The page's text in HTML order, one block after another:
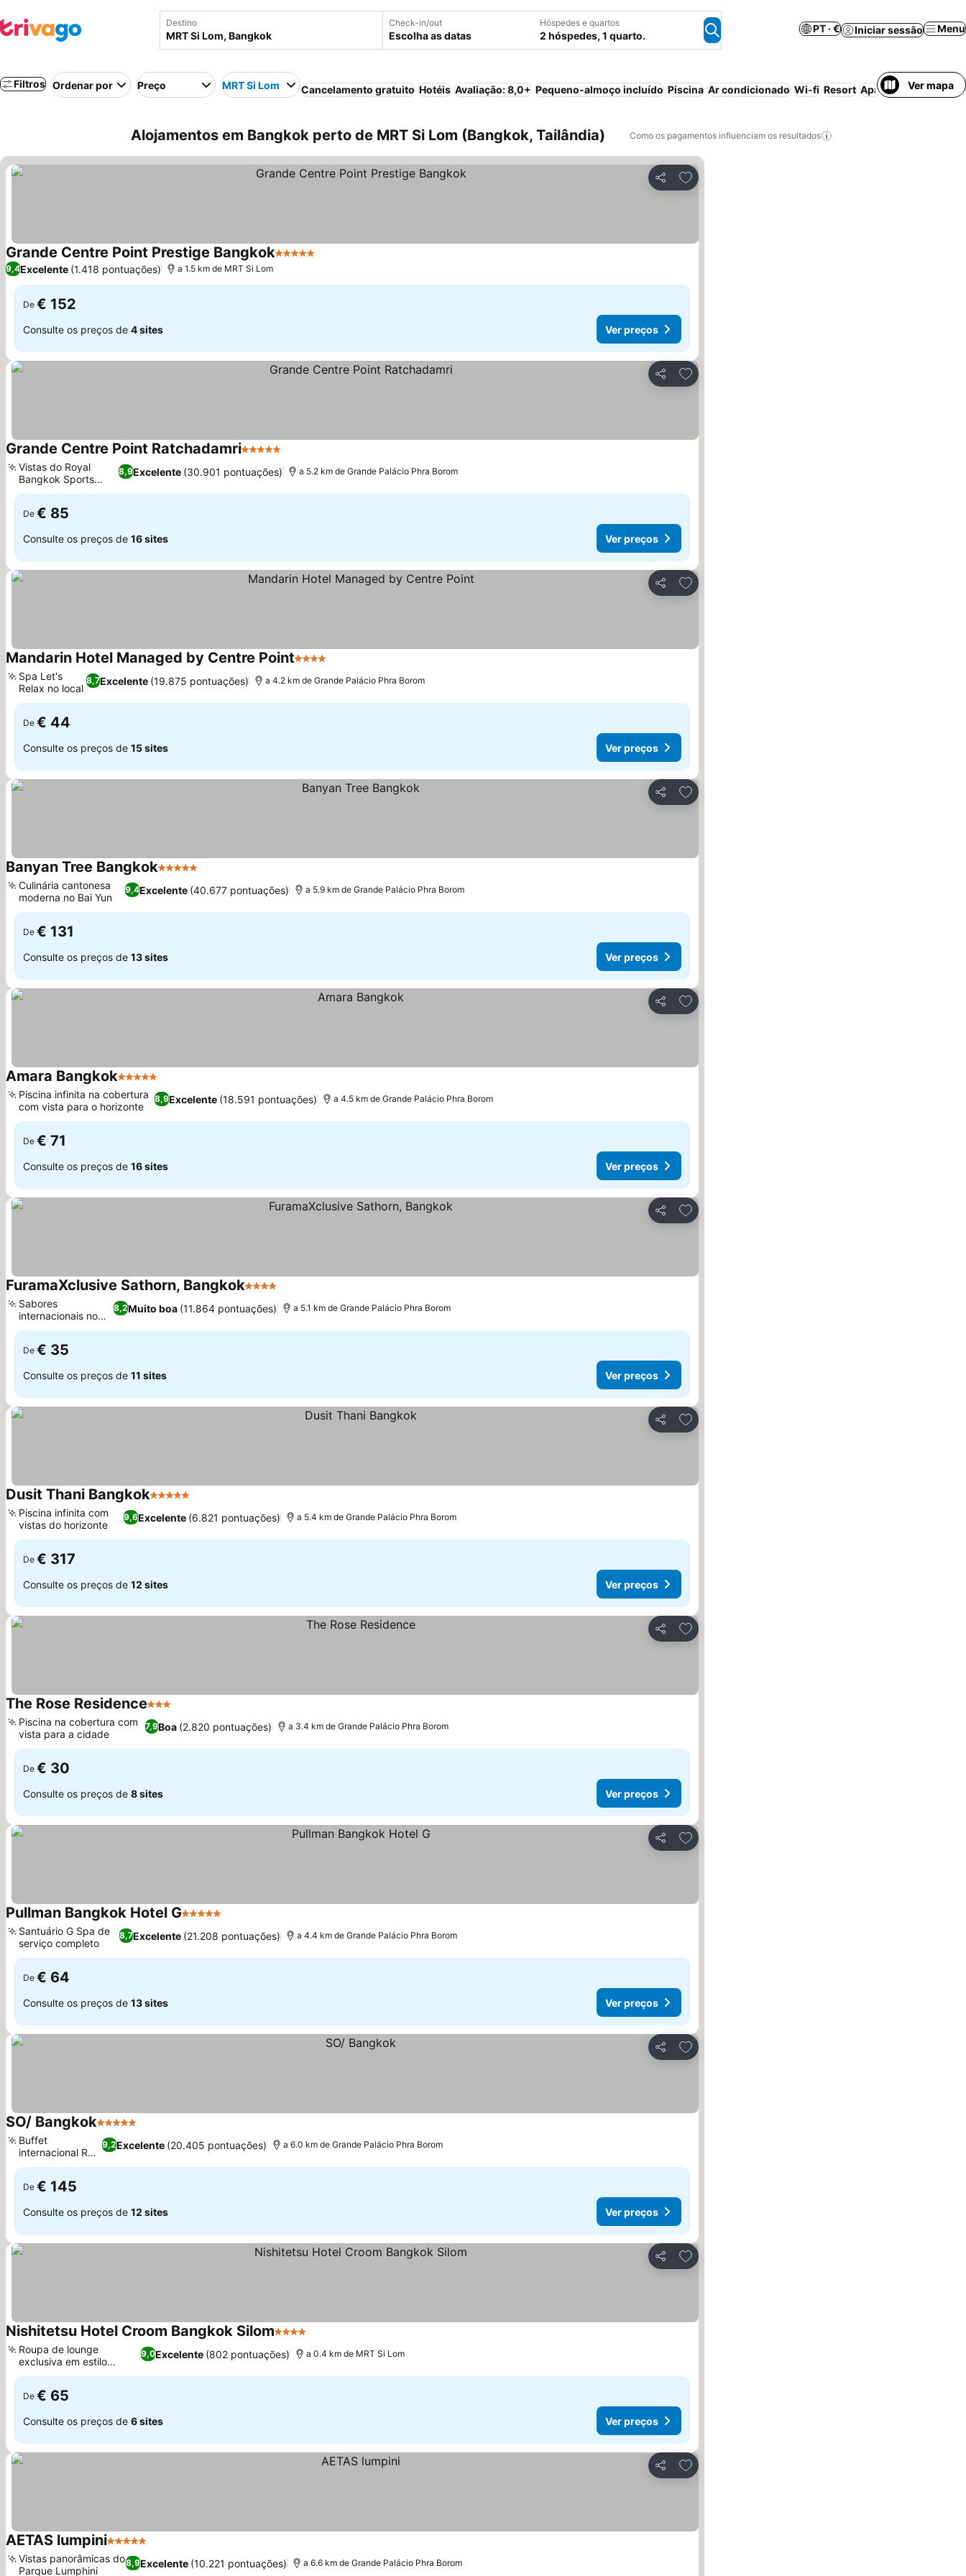
Destino Check-in/out
Escolha as datas
Hóspedes e quartos
2 hóspedes, 1 quarto.
PT · € Iniciar sessão Menu
Filtros Ordenar por Preço MRT Si Lom Cancelamento gratuito Hotéis Avaliação: 8,0+ Pequeno-almoço incluído Piscina Ar condicionado Wi-fi Resort Aparthotel Luxuoso
Ver mapa
Alojamentos em Bangkok perto de MRT Si Lom (Bangkok, Tailândia) Como os pagamentos influenciam os resultados
Partilhar
Adicionar aos favoritos
Grande Centre Point Prestige Bangkok5 Estrelas
9,4Excelente (1.418 pontuações) a 1.5 km de MRT Si Lom
De € 152
Consulte os preços de 4 sites Ver preços
Partilhar
Adicionar aos favoritos
Grande Centre Point Ratchadamri5 Estrelas
8,9Excelente (30.901 pontuações)
Vistas do Royal
Bangkok Sports
Club
a 5.2 km de Grande Palácio Phra Borom
De € 85
Consulte os preços de 16 sites Ver preços
Partilhar
Adicionar aos favoritos
Mandarin Hotel Managed by Centre Point4 Estrelas
8,7Excelente (19.875 pontuações)
Spa Let's
Relax no local
a 4.2 km de Grande Palácio Phra Borom
De € 44
Consulte os preços de 15 sites Ver preços
Partilhar
Adicionar aos favoritos
Banyan Tree Bangkok5 Estrelas
9,4Excelente (40.677 pontuações)
Culinária cantonesa
moderna no Bai Yun
a 5.9 km de Grande Palácio Phra Borom
De € 131
Consulte os preços de 13 sites Ver preços
Partilhar
Adicionar aos favoritos
Amara Bangkok5 Estrelas
8,9Excelente (18.591 pontuações)
Piscina infinita na cobertura
com vista para o horizonte
a 4.5 km de Grande Palácio Phra Borom
De € 71
Consulte os preços de 16 sites Ver preços
Partilhar
Adicionar aos favoritos
FuramaXclusive Sathorn, Bangkok4 Estrelas
8,2Muito boa (11.864 pontuações)
Sabores
internacionais no
L’avenue
a 5.1 km de Grande Palácio Phra Borom
De € 35
Consulte os preços de 11 sites Ver preços
Partilhar
Adicionar aos favoritos
Dusit Thani Bangkok5 Estrelas
9,6Excelente (6.821 pontuações)
Piscina infinita com
vistas do horizonte
a 5.4 km de Grande Palácio Phra Borom
De € 317
Consulte os preços de 12 sites Ver preços
Partilhar
Adicionar aos favoritos
The Rose Residence3 Estrelas
7,9Boa (2.820 pontuações)
Piscina na cobertura com
vista para a cidade
a 3.4 km de Grande Palácio Phra Borom
De € 30
Consulte os preços de 8 sites Ver preços
Partilhar
Adicionar aos favoritos
Pullman Bangkok Hotel G5 Estrelas
8,7Excelente (21.208 pontuações)
Santuário G Spa de
serviço completo
a 4.4 km de Grande Palácio Phra Borom
De € 64
Consulte os preços de 13 sites Ver preços
Partilhar
Adicionar aos favoritos
SO/ Bangkok5 Estrelas
9,2Excelente (20.405 pontuações)
Buffet
internacional Red
Oven
a 6.0 km de Grande Palácio Phra Borom
De € 145
Consulte os preços de 12 sites Ver preços
Partilhar
Adicionar aos favoritos
Nishitetsu Hotel Croom Bangkok Silom4 Estrelas
9,0Excelente (802 pontuações)
Roupa de lounge
exclusiva em estilo
tailandês
a 0.4 km de MRT Si Lom
De € 65
Consulte os preços de 6 sites Ver preços
Partilhar
Adicionar aos favoritos
AETAS lumpini5 Estrelas
8,9Excelente (10.221 pontuações)
Vistas panorâmicas do
Parque Lumphini
a 6.6 km de Grande Palácio Phra Borom